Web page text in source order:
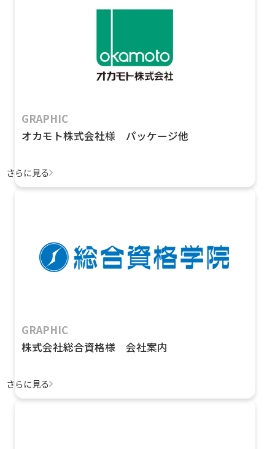
GRAPHIC
オカモト株式会社様 パッケージ他
さらに見る
GRAPHIC
株式会社総合資格様 会社案内
さらに見る